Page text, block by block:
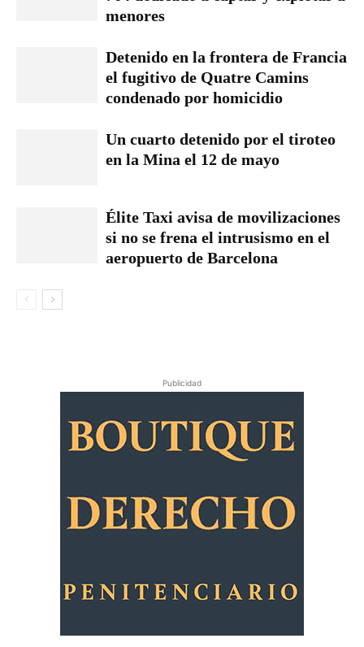
menores
Detenido en la frontera de Francia
el fugitivo de Quatre Camins
condenado por homicidio
Un cuarto detenido por el tiroteo
en la Mina el 12 de mayo
Élite Taxi avisa de movilizaciones
si no se frena el intrusismo en el
aeropuerto de Barcelona
Publicidad